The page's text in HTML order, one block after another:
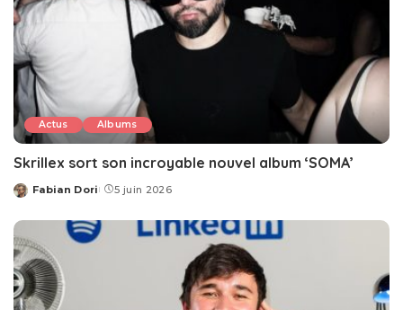
Actus Albums
Skrillex sort son incroyable nouvel album ‘SOMA’
Posted
Fabian Dori 5 juin 2026